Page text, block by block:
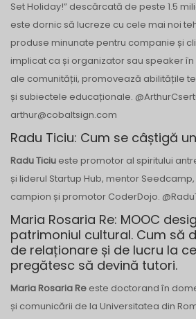
Set Holiday!” descărcată de peste 1.5
este dornic să lucreze cu cele mai noi
produse minunate pentru companie și
implicat ca și organizator sau speaker
ale comunității, promovează abilitățile
și subiectele educaționale.
arthur@cobaltsign.com
Radu Ticiu: Cum se câștigă
Radu Ticiu este promotor al spiritului
și liderul Startup Hub, mentor
campion și promotor CoderDojo.
Maria Rosaria Re: MOOC
patrimoniul cultural. Cum să
de relaționare și de lucru la
pregătesc să devină tutori.
Maria Rosaria Re este doctorand în
și comunicării de la Universitatea din